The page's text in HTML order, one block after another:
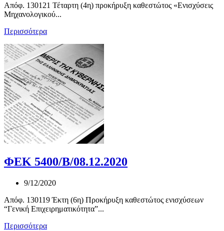
Απόφ. 130121 Τέταρτη (4η) προκήρυξη καθεστώτος «Ενισχύσεις
Μηχανολογικού...
Περισσότερα
ΦΕΚ 5400/Β/08.12.2020
9/12/2020
Απόφ. 130119 Έκτη (6η) Προκήρυξη καθεστώτος ενισχύσεων
“Γενική Επιχειρηματικότητα”...
Περισσότερα